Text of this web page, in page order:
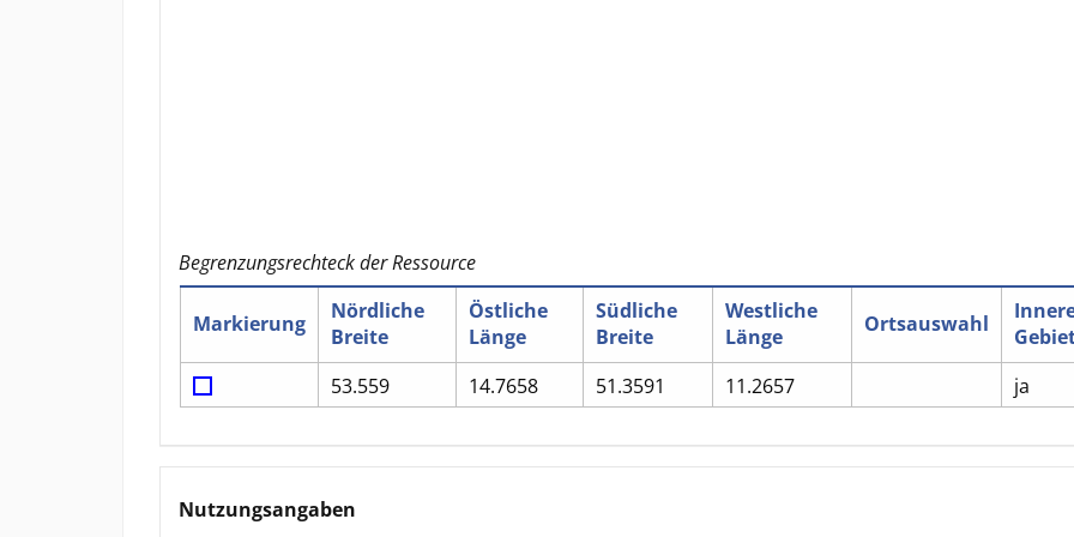
Begrenzungsrechteck der Ressource
Markierung
Nördliche
Breite
Östliche
Länge
Südliche
Breite
Westliche
Länge
Ortsauswahl
53.559
14.7658 51.3591 11.2657 ja
Nutzungsangaben